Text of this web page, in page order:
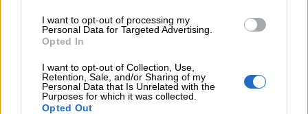
I want to opt-out of processing my
Personal Data for Targeted Advertising.
Opted In
I want to opt-out of Collection, Use,
Retention, Sale, and/or Sharing of my
Personal Data that Is Unrelated with the
Purposes for which it was collected.
Opted Out
siamo
Contatti
Privacy